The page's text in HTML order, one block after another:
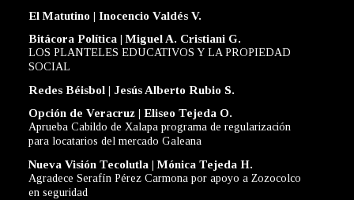
El Matutino | Inocencio Valdés V.
Bitácora Política | Miguel A. Cristiani G.
LOS PLANTELES EDUCATIVOS Y LA PROPIEDAD
SOCIAL
Redes Béisbol | Jesús Alberto Rubio S.
Opción de Veracruz | Eliseo Tejeda O.
Aprueba Cabildo de Xalapa programa de regularización
para locatarios del mercado Galeana
Nueva Visión Tecolutla | Mónica Tejeda H.
Agradece Serafín Pérez Carmona por apoyo a Zozocolco
en seguridad